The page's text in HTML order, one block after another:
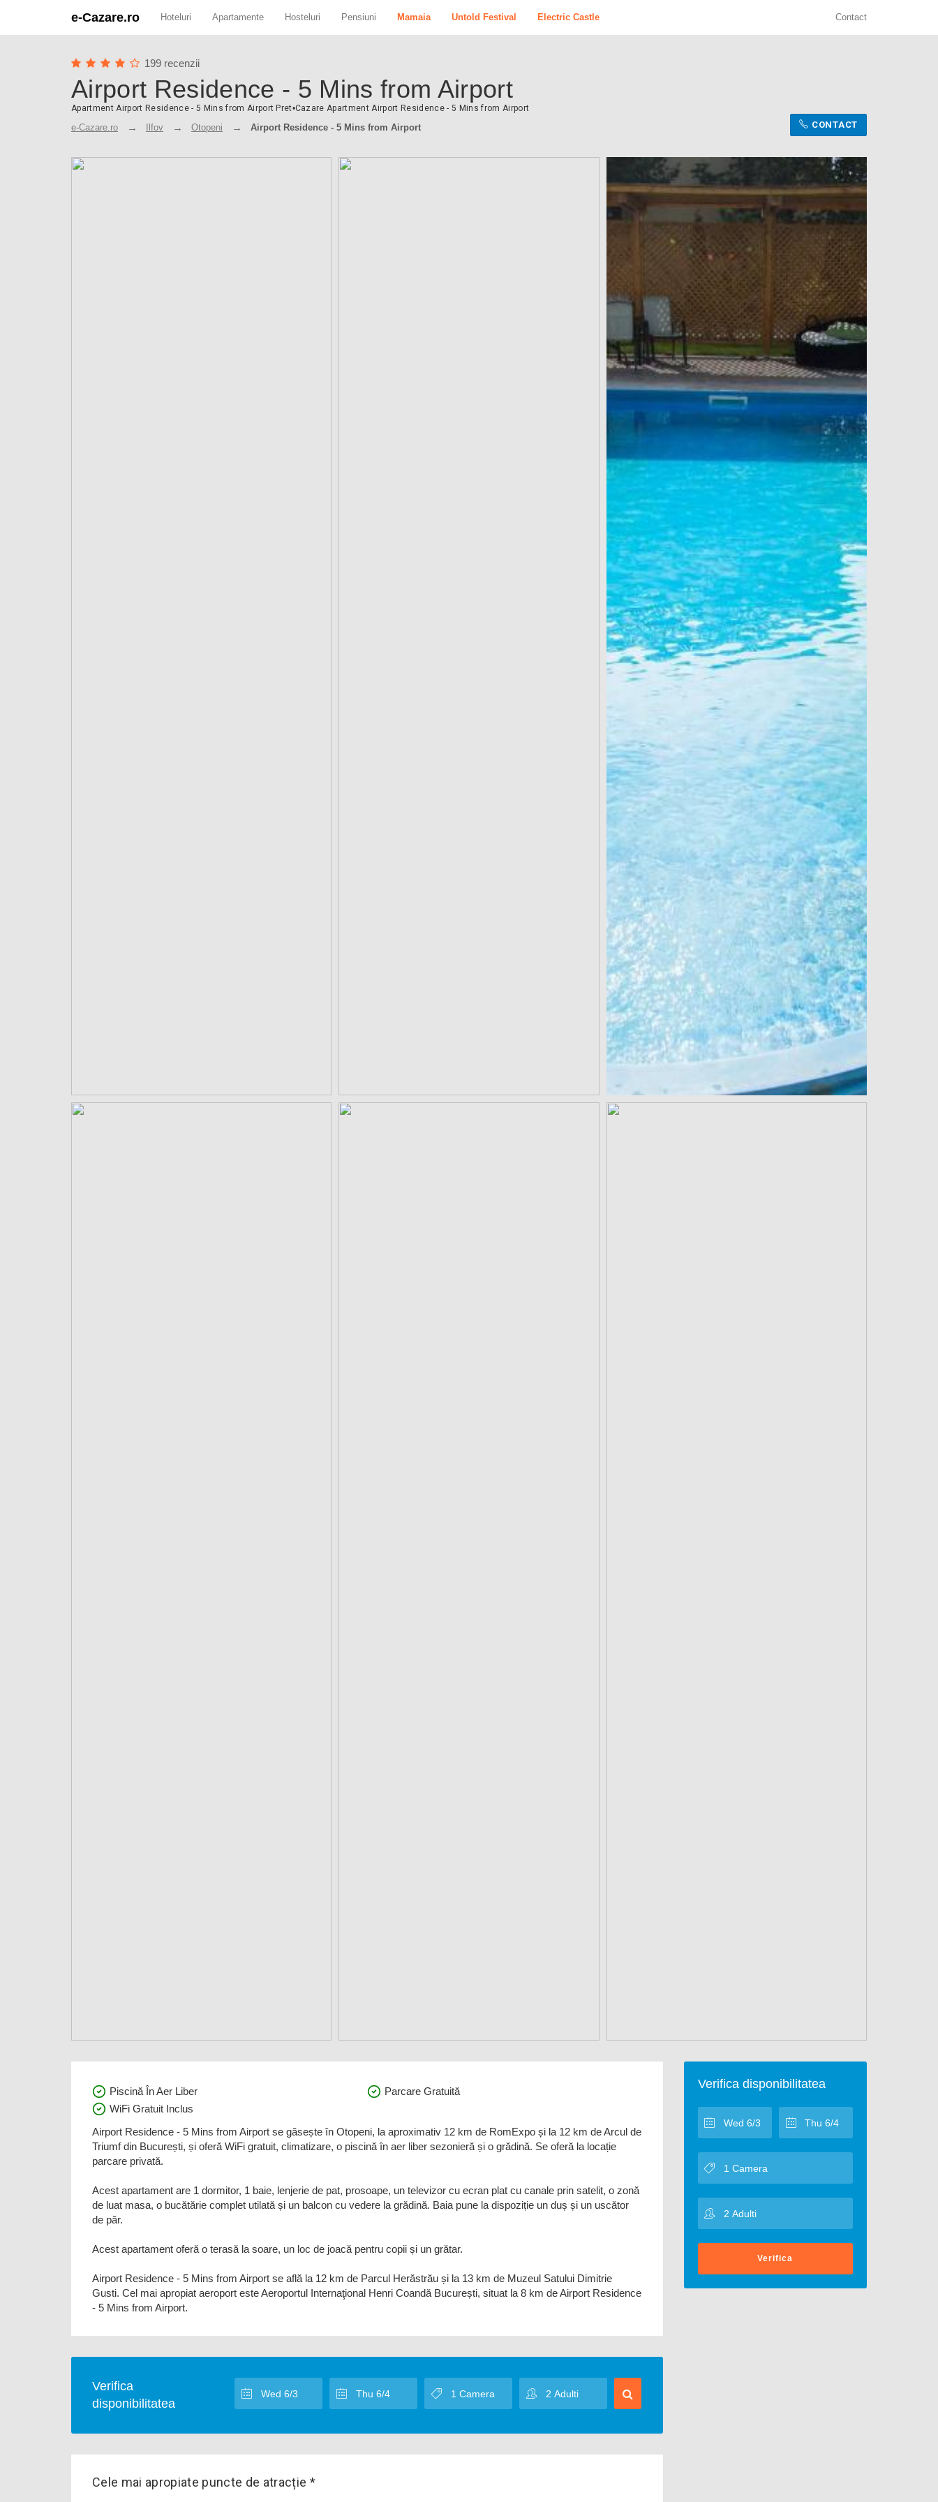
e-Cazare.ro Hoteluri Apartamente Hosteluri Pensiuni Mamaia Untold Festival Electric Castle Contact
199 recenzii
Airport Residence - 5 Mins from Airport
Apartment Airport Residence - 5 Mins from Airport Pret•Cazare Apartment Airport Residence - 5 Mins from Airport
e-Cazare.ro Ilfov Otopeni Airport Residence - 5 Mins from Airport CONTACT
Verifica disponibilitatea
Verifica
Piscină În Aer Liber
Parcare Gratuită
WiFi Gratuit Inclus
Airport Residence - 5 Mins from Airport se găsește în Otopeni, la aproximativ 12 km de RomExpo și la 12 km de Arcul de
Triumf din București, și oferă WiFi gratuit, climatizare, o piscină în aer liber sezonieră și o grădină. Se oferă la locație
parcare privată.
Acest apartament are 1 dormitor, 1 baie, lenjerie de pat, prosoape, un televizor cu ecran plat cu canale prin satelit, o zonă
de luat masa, o bucătărie complet utilată și un balcon cu vedere la grădină. Baia pune la dispoziție un duș și un uscător
de păr.
Acest apartament oferă o terasă la soare, un loc de joacă pentru copii și un grătar.
Airport Residence - 5 Mins from Airport se află la 12 km de Parcul Herăstrău și la 13 km de Muzeul Satului Dimitrie
Gusti. Cel mai apropiat aeroport este Aeroportul Internaţional Henri Coandă București, situat la 8 km de Airport Residence
- 5 Mins from Airport.
Verifica
disponibilitatea
Cele mai apropiate puncte de atracție *